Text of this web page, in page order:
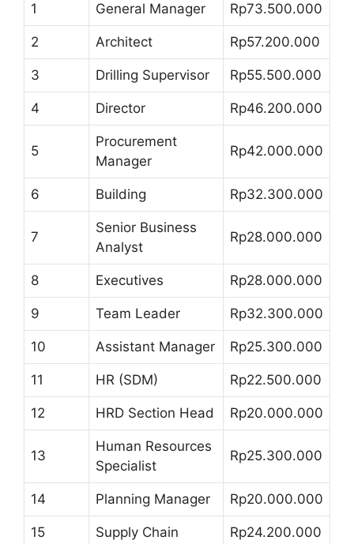
1 General Manager Rp73.500.000
2 Architect Rp57.200.000
3 Drilling Supervisor Rp55.500.000
4 Director Rp46.200.000
5
Procurement
Manager
Rp42.000.000
6 Building Rp32.300.000
7
Senior Business
Analyst
Rp28.000.000
8 Executives Rp28.000.000
9 Team Leader Rp32.300.000
10 Assistant Manager Rp25.300.000
11 HR (SDM) Rp22.500.000
12 HRD Section Head Rp20.000.000
13
Human Resources
Specialist
Rp25.300.000
14 Planning Manager Rp20.000.000
15 Supply Chain Rp24.200.000